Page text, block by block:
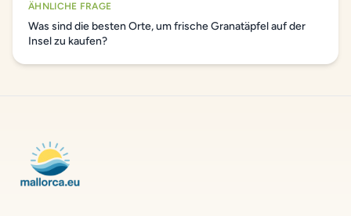
ÄHNLICHE FRAGE
Was sind die besten Orte, um frische Granatäpfel auf der
Insel zu kaufen?